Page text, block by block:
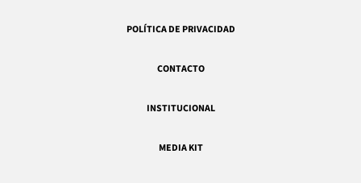
POLÍTICA DE PRIVACIDAD
CONTACTO
INSTITUCIONAL
MEDIA KIT